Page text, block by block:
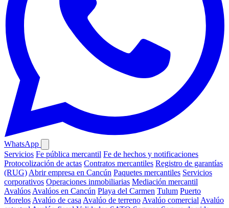
WhatsApp
Servicios Fe pública mercantil Fe de hechos y notificaciones
Protocolización de actas Contratos mercantiles Registro de garantías
(RUG) Abrir empresa en Cancún Paquetes mercantiles Servicios
corporativos Operaciones inmobiliarias Mediación mercantil
Avalúos Avalúos en Cancún Playa del Carmen Tulum Puerto
Morelos Avalúo de casa Avalúo de terreno Avalúo comercial Avalúo